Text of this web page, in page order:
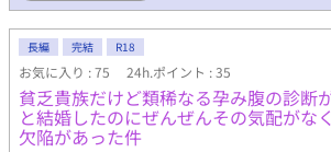
長編 完結 R18
お気に入り : 75 24h.ポイント : 35
貧乏貴族だけど類稀なる孕み腹の診断
と結婚したのにぜんぜんその気配がな
欠陥があった件